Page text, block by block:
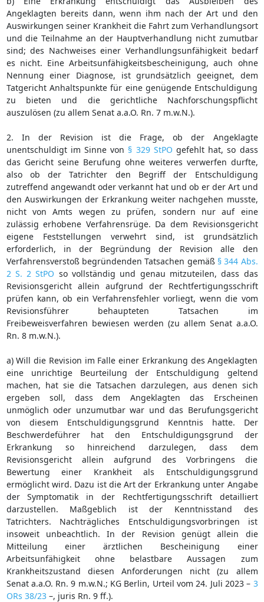
Angeklagten bereits dann, wenn ihm nach der Art und den
Auswirkungen seiner Krankheit die Fahrt zum Verhandlungsort
und die Teilnahme an der Hauptverhandlung nicht zumutbar
sind; des Nachweises einer Verhandlungsunfähigkeit bedarf
es nicht. Eine Arbeitsunfähigkeitsbescheinigung, auch ohne
Nennung einer Diagnose, ist grundsätzlich geeignet, dem
Tatgericht Anhaltspunkte für eine genügende Entschuldigung
zu bieten und die gerichtliche Nachforschungspflicht
auszulösen (zu allem Senat a.a.O. Rn. 7 m.w.N.).
2. In der Revision ist die Frage, ob der Angeklagte
unentschuldigt im Sinne von § 329 StPO gefehlt hat, so dass
das Gericht seine Berufung ohne weiteres verwerfen durfte,
also ob der Tatrichter den Begriff der Entschuldigung
zutreffend angewandt oder verkannt hat und ob er der Art und
den Auswirkungen der Erkrankung weiter nachgehen musste,
nicht von Amts wegen zu prüfen, sondern nur auf eine
zulässig erhobene Verfahrensrüge. Da dem Revisionsgericht
eigene Feststellungen verwehrt sind, ist grundsätzlich
erforderlich, in der Begründung der Revision alle den
Verfahrensverstoß begründenden Tatsachen gemäß § 344 Abs.
2 S. 2 StPO so vollständig und genau mitzuteilen, dass das
Revisionsgericht allein aufgrund der Rechtfertigungsschrift
prüfen kann, ob ein Verfahrensfehler vorliegt, wenn die vom
Revisionsführer behaupteten Tatsachen im
Freibeweisverfahren bewiesen werden (zu allem Senat a.a.O.
Rn. 8 m.w.N.).
a) Will die Revision im Falle einer Erkrankung des Angeklagten
eine unrichtige Beurteilung der Entschuldigung geltend
machen, hat sie die Tatsachen darzulegen, aus denen sich
ergeben soll, dass dem Angeklagten das Erscheinen
unmöglich oder unzumutbar war und das Berufungsgericht
von diesem Entschuldigungsgrund Kenntnis hatte. Der
Beschwerdeführer hat den Entschuldigungsgrund der
Erkrankung so hinreichend darzulegen, dass dem
Revisionsgericht allein aufgrund des Vorbringens die
Bewertung einer Krankheit als Entschuldigungsgrund
ermöglicht wird. Dazu ist die Art der Erkrankung unter Angabe
der Symptomatik in der Rechtfertigungsschrift detailliert
darzustellen. Maßgeblich ist der Kenntnisstand des
Tatrichters. Nachträgliches Entschuldigungsvorbringen ist
insoweit unbeachtlich. In der Revision genügt allein die
Mitteilung einer ärztlichen Bescheinigung einer
Arbeitsunfähigkeit ohne belastbare Aussagen zum
Krankheitszustand diesen Anforderungen nicht (zu allem
Senat a.a.O. Rn. 9 m.w.N.; KG Berlin, Urteil vom 24. Juli 2023 – 3
ORs 38/23–, juris Rn. 9 ff.).